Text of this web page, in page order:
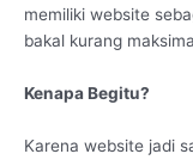
memiliki website
bakal kurang
Kenapa Begitu?
Karena website jadi